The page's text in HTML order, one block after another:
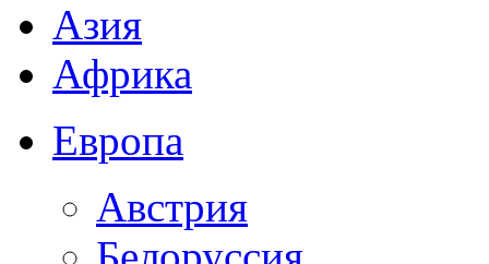
Азия
Африка
Европа
Австрия